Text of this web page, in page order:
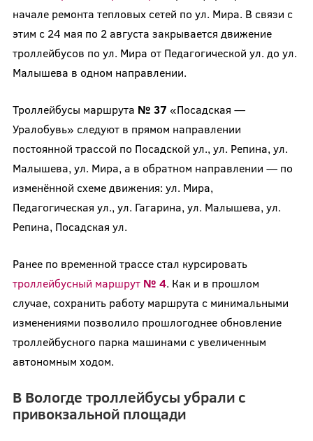
начале ремонта тепловых сетей по ул. Мира. В связи с
этим с 24 мая по 2 августа закрывается движение
троллейбусов по ул. Мира от Педагогической ул. до ул.
Малышева в одном направлении.
Троллейбусы маршрута № 37 «Посадская —
Уралобувь» следуют в прямом направлении
постоянной трассой по Посадской ул., ул. Репина, ул.
Малышева, ул. Мира, а в обратном направлении — по
изменённой схеме движения: ул. Мира,
Педагогическая ул., ул. Гагарина, ул. Малышева, ул.
Репина, Посадская ул.
Ранее по временной трассе стал курсировать
троллейбусный маршрут № 4. Как и в прошлом
случае, сохранить работу маршрута с минимальными
изменениями позволило прошлогоднее обновление
троллейбусного парка машинами с увеличенным
автономным ходом.
В Вологде троллейбусы убрали с
привокзальной площади